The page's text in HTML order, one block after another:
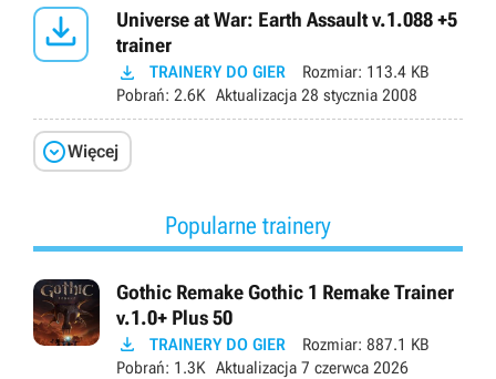

Universe at War: Earth Assault v.1.088 +5
trainer
 TRAINERY DO GIER Rozmiar: 113.4 KB
Pobrań: 2.6K Aktualizacja 28 stycznia 2008
Więcej
Popularne trainery
Gothic Remake Gothic 1 Remake Trainer
v.1.0+ Plus 50
 TRAINERY DO GIER Rozmiar: 887.1 KB
Pobrań: 1.3K Aktualizacja 7 czerwca 2026